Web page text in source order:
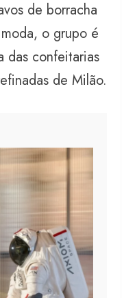
de borracha
o grupo é
das confeitarias
de Milão.